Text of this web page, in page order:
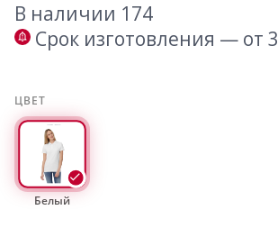
В наличии 174
Срок изготовления — от
ЦВЕТ
Белый